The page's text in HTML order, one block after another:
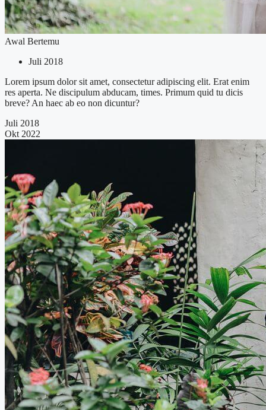
Awal Bertemu
Juli 2018
Lorem ipsum dolor sit amet, consectetur adipiscing elit. Erat enim
res aperta. Ne discipulum abducam, times. Primum quid tu dicis
breve? An haec ab eo non dicuntur?
Juli 2018
Okt 2022